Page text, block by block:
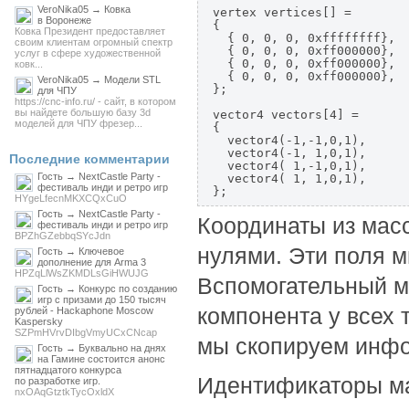
vertex vertices[] =
{
  { 0, 0, 0, 0xffffffff},
  { 0, 0, 0, 0xff000000},
  { 0, 0, 0, 0xff000000},
  { 0, 0, 0, 0xff000000},
};
vector4 vectors[4] =
{
  vector4(-1,-1,0,1),
  vector4(-1, 1,0,1),
  vector4( 1,-1,0,1),
  vector4( 1, 1,0,1),
};
Координаты из
нулями. Эти поля
Вспомогательный
компонента у всех
мы скопируем
Идентификаторы
VeroNika05 → Ковка
в Воронеже
Ковка Президент предоставляет
своим клиентам огромный спектр
услуг в сфере художественной
ковк...
VeroNika05 → Модели STL
для ЧПУ
https://cnc-info.ru/ - сайт, в котором
вы найдете большую базу 3d
моделей для ЧПУ фрезер...
Последние комментарии
Гость → NextCastle Party -
фестиваль инди и ретро игр
HYgeLfecnMKXCQxCuO
Гость → NextCastle Party -
фестиваль инди и ретро игр
BPZhGZebbqSYcJdn
Гость → Ключевое
дополнение для Arma 3
HPZqLlWsZKMDLsGiHWUJG
Гость → Конкурс по созданию
игр с призами до 150 тысяч
рублей - Hackaphone Moscow
Kaspersky
SZPmHVrvDIbgVmyUCxCNcap
Гость → Буквально на днях
на Гамине состоится анонс
пятнадцатого конкурса
по разработке игр.
nxOAqGtztkTycOxldX